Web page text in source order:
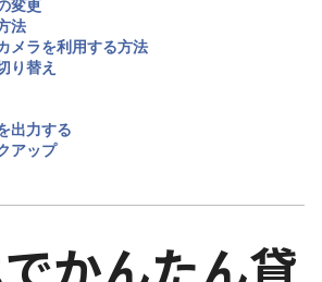
変更
法
メラを利用する方法
り替え
出力する
アップ